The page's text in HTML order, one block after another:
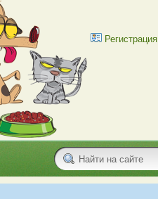
Регистрация